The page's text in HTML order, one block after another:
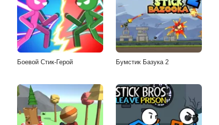
Боевой Стик-Герой Бумстик Базука 2